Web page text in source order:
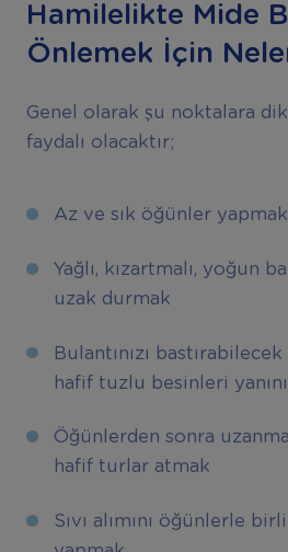
Hamilelikte Mide
Önlemek İçin
Genel olarak şu noktalara
faydalı olacaktır;
Az ve sık öğünler yapmak
Yağlı, kızartmalı, yoğun
uzak durmak
Bulantınızı
hafif tuzlu besinleri
Öğünlerden sonra
hafif turlar atmak
Sıvı alımını öğünlerle